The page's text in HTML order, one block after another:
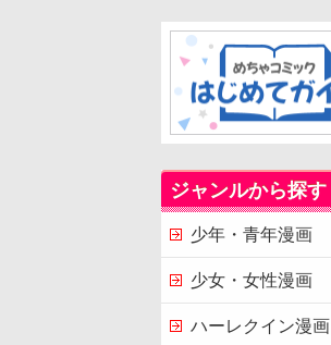
ジャンルから探す
少年・青年漫画
少女・女性漫画
ハーレクイン漫画